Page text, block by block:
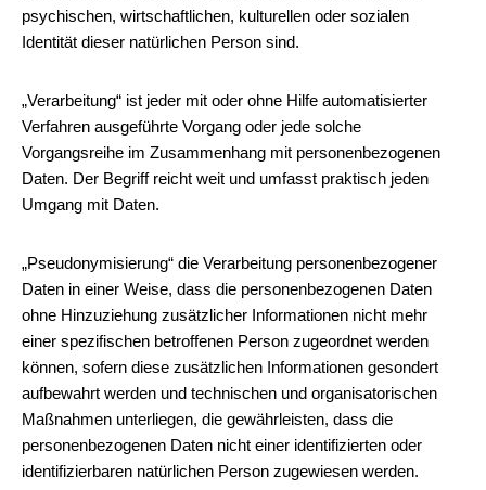
psychischen, wirtschaftlichen, kulturellen oder sozialen
Identität dieser natürlichen Person sind.
„Verarbeitung“ ist jeder mit oder ohne Hilfe automatisierter
Verfahren ausgeführte Vorgang oder jede solche
Vorgangsreihe im Zusammenhang mit personenbezogenen
Daten. Der Begriff reicht weit und umfasst praktisch jeden
Umgang mit Daten.
„Pseudonymisierung“ die Verarbeitung personenbezogener
Daten in einer Weise, dass die personenbezogenen Daten
ohne Hinzuziehung zusätzlicher Informationen nicht mehr
einer spezifischen betroffenen Person zugeordnet werden
können, sofern diese zusätzlichen Informationen gesondert
aufbewahrt werden und technischen und organisatorischen
Maßnahmen unterliegen, die gewährleisten, dass die
personenbezogenen Daten nicht einer identifizierten oder
identifizierbaren natürlichen Person zugewiesen werden.